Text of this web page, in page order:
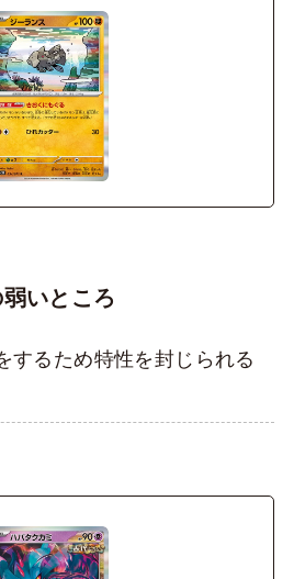
いところ
するため特性を封じられる